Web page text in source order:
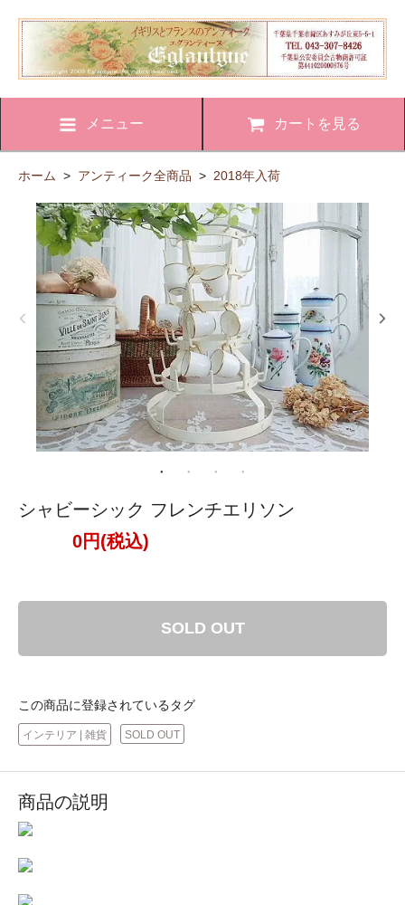
メニュー カートを見る
ホーム > アンティーク全商品 > 2018年入荷
シャビーシック フレンチエリソン
0円(税込)
SOLD OUT
この商品に登録されているタグ
インテリア | 雑貨 SOLD OUT
商品の説明